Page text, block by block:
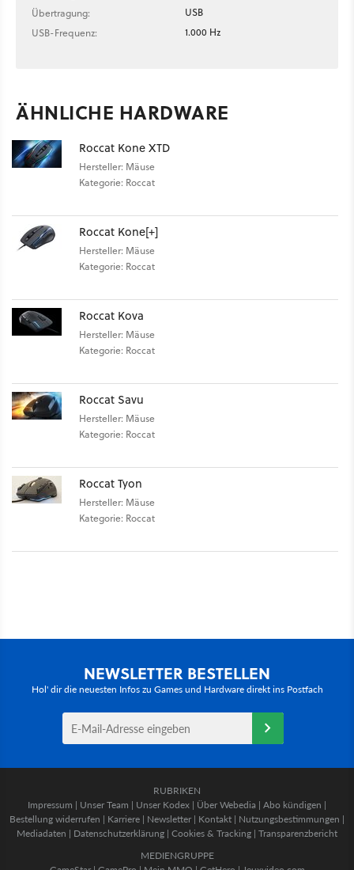
Übertragung:
USB
USB-Frequenz:
1.000 Hz
ÄHNLICHE HARDWARE
Roccat Kone XTD
Hersteller: Mäuse
Kategorie: Roccat
Roccat Kone[+]
Hersteller: Mäuse
Kategorie: Roccat
Roccat Kova
Hersteller: Mäuse
Kategorie: Roccat
Roccat Savu
Hersteller: Mäuse
Kategorie: Roccat
Roccat Tyon
Hersteller: Mäuse
Kategorie: Roccat
NEWSLETTER BESTELLEN
Hol' dir die neuesten Infos zu Games und Hardware direkt ins Postfach
RUBRIKEN
Impressum | Unser Team | Unser Kodex | Über Webedia | Abo kündigen |
Bestellung widerrufen | Karriere | Newsletter | Kontakt | Nutzungsbestimmungen |
Mediadaten | Datenschutzerklärung | Cookies & Tracking | Transparenzbericht
MEDIENGRUPPE